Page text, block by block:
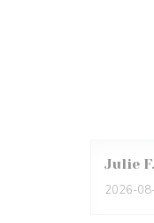
Julie F
2026-